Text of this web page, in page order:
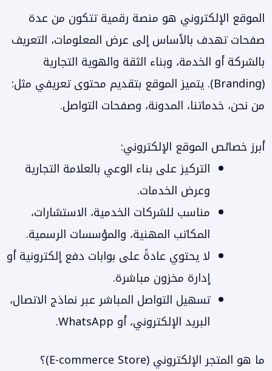
الموقع الإلكتروني هو منصة رقمية تتكون من عدة
صفحات تهدف بالأساس إلى عرض المعلومات، التعريف
بالشركة أو الخدمة، وبناء الثقة والهوية التجارية
(Branding). يتميز الموقع بتقديم محتوى تعريفي مثل:
من نحن، خدماتنا، المدونة، وصفحات التواصل.
أبرز خصائص الموقع الإلكتروني:
التركيز على بناء الوعي بالعلامة التجارية
وعرض الخدمات.
مناسب للشركات الخدمية، الاستشارات،
المكاتب المهنية، والمؤسسات الرسمية.
لا يحتوي عادةً على بوابات دفع إلكترونية أو
إدارة مخزون مباشرة.
تسهيل التواصل المباشر عبر نماذج الاتصال،
البريد الإلكتروني، أو WhatsApp.
ما هو المتجر الإلكتروني (E-commerce Store)؟